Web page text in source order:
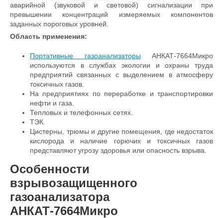
аварийной (звуковой и световой) сигнализации при
превышении концентраций измеряемых компонентов
заданных пороговых уровней.
Область применения:
Портативные газоанализаторыАНКАТ-7664Микро
используются в службах экологии и охраны труда
предприятий связанных с выделением в атмосферу
токсичных газов.
На предприятиях по переработке и транспортировки
нефти и газа.
Тепловых и телефонных сетях.
ТЭК.
Цистерны, трюмы и другие помещения, где недостаток
кислорода и наличие горючих и токсичных газов
представляют угрозу здоровья или опасность взрыва.
Особенности
взрывозащищенного
газоанализатора
АНКАТ-7664Микро